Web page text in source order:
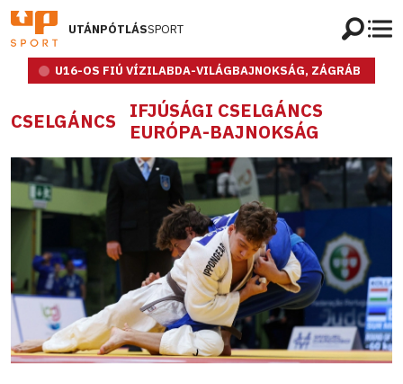
UTÁNPÓTLÁSSPORT
U16-OS FIÚ VÍZILABDA-VILÁGBAJNOKSÁG, ZÁGRÁB
CSELGÁNCS
IFJÚSÁGI CSELGÁNCS
EURÓPA-BAJNOKSÁG